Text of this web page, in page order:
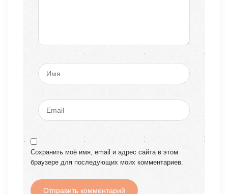
Сохранить моё имя, email и адрес сайта в этом
браузере для последующих моих комментариев.